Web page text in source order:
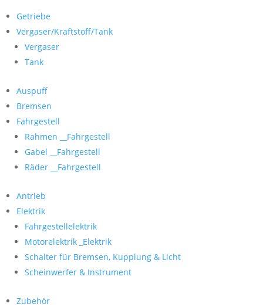
Getriebe
Vergaser/Kraftstoff/Tank
Vergaser
Tank
Auspuff
Bremsen
Fahrgestell
Rahmen __Fahrgestell
Gabel __Fahrgestell
Räder __Fahrgestell
Antrieb
Elektrik
Fahrgestellelektrik
Motorelektrik _Elektrik
Schalter für Bremsen, Kupplung & Licht
Scheinwerfer & Instrument
Zubehör